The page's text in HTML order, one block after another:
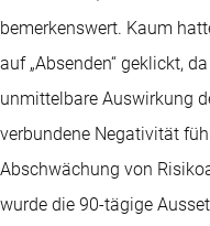
bemerkenswert. Kaum
auf „Absenden“ geklickt,
unmittelbare Auswirkung
verbundene Negativität
Abschwächung von
wurde die 90-tägige